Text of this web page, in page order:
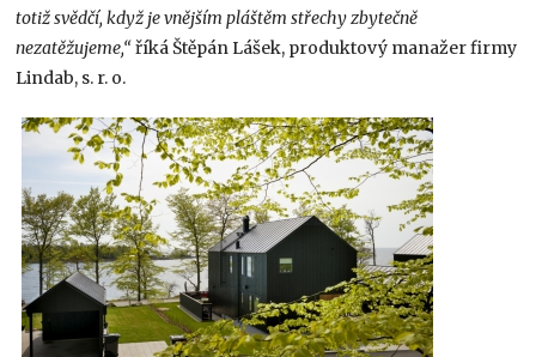
totiž svědčí, když je vnějším pláštěm střechy zbytečně
nezatěžujeme,“říká Štěpán Lášek, produktový manažer firmy
Lindab, s. r. o.